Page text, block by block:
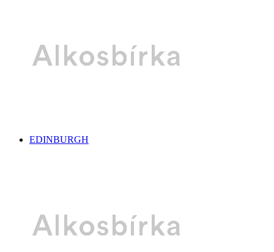
EDINBURGH